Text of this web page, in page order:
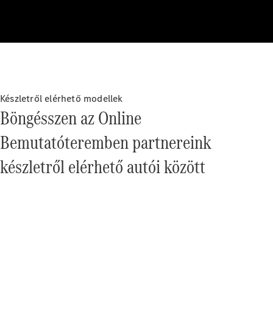
rendszerek
MBUX
multimédia
rendszer
Rendszerfrissítések
Design és
Készletről elérhető modellek
Böngésszen az Online
Bemutatóteremben partnereink
készletről elérhető autói között